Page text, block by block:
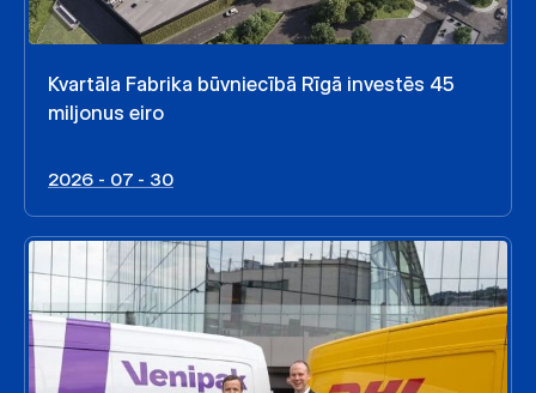
Kvartāla Fabrika būvniecībā Rīgā investēs 45
miljonus eiro
2026 - 07 - 30